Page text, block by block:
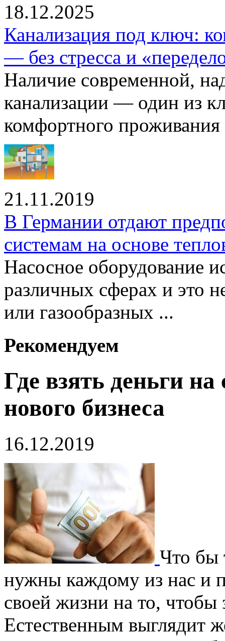
18.12.2025
Канализация под ключ:
— без стресса и
Наличие современной,
канализации — один из
комфортного проживания
21.11.2019
В Германии отдают
системам на основе
Насосное оборудование
различных сферах и это
или газообразных ...
Рекомендуем
Где взять деньги
нового бизнеса
16.12.2019
Что бы
нужны каждому из нас и
своей жизни на то, чтобы
Естественным выглядит